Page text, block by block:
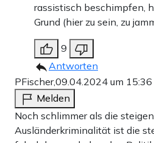
rassistisch beschimpfen,
Grund (hier zu sein, zu
9
Antworten
PFischer,09.04.2024 um
Melden
Noch schlimmer als die
Ausländerkriminalität ist die